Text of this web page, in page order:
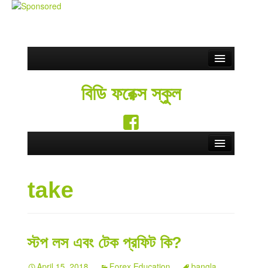
English
বিডি ফরেক্স স্কুল
Forex School
take
স্টপ লস এবং টেক প্রফিট কি?